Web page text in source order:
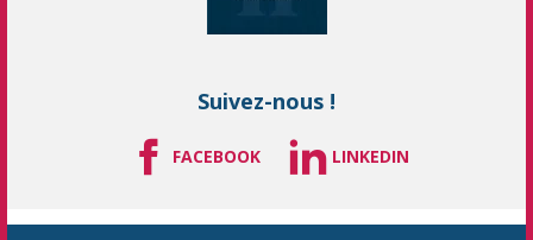
Suivez-nous !
FACEBOOK LINKEDIN